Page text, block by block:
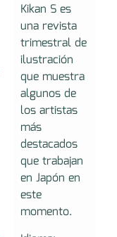
Kikan S es
una revista
trimestral de
ilustración
que muestra
algunos de
los artistas
más
destacados
que trabajan
en Japón en
este
momento.